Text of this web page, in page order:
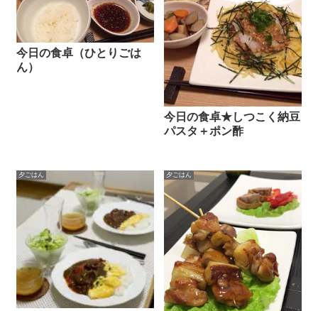
今日の食卓（ひとりごは
ん）
今日の食卓★しつこく納豆
パスタ＋ポン酢
夕ごはん 夕ごはん